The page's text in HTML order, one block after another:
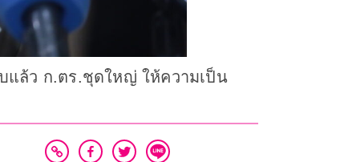
บแล้ว ก.ตร.ชุดใหญ่ ให้ความเป็น